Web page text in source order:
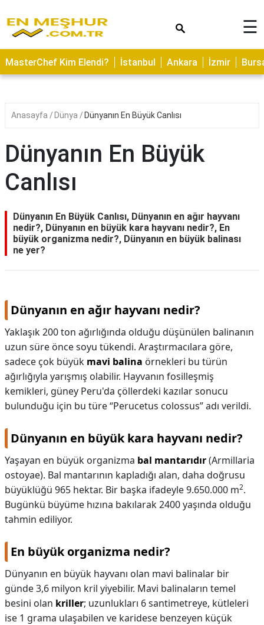
ASTROLOJİ
SAĞLIK
YERLER
BAKIMI
KAMP
ALANLARI
İLETİŞİM
☰
MasterChef Kim Elendi? İstanbul Ankara İzmir
Anasayfa Dünya Dünyanın En Büyük Canlısı
Dünyanın En Büyük
Canlısı
Dünyanın En Büyük Canlısı, Dünyanın en ağır hayvanı
nedir?, Dünyanın en büyük kara hayvanı nedir?, En
büyük organizma nedir?, Dünyanın en büyük balinası
ne yer?
Dünyanın en ağır hayvanı nedir?
Yaklaşık 200 ton ağırlığında olduğu düşünülen balinanın
uzun süre önce soyu tükendi. Araştırmacılara göre,
sadece çok büyük mavi balina örnekleri bu türün
ağırlığıyla yarışmış olabilir. Hayvanın fosilleşmiş
kemikleri, güney Peru'da çöllerdeki kazılar sonucu
bulunduğu için bu türe “Perucetus colossus” adı verildi.
Dünyanın en büyük kara hayvanı nedir?
Yaşayan en büyük organizma bal mantarıdır(Armillaria
ostoyae). Bal mantarının kapladığı alan, daha doğrusu
büyüklüğü 965 hektar. Bir başka ifadeyle 9.650.000 m2.
Bugünkü büyüme hızına bakılarak 2400 yaşında olduğu
tahmin ediliyor.
En büyük organizma nedir?
Dünyanın en büyük hayvanı olan mavi balinalar bir
günde 3,6 milyon kril yiyebilir. Mavi balinaların temel
besini olan kriller; uzunlukları 6 santimetreye, kütleleri
ise 1 grama ulaşabilen ve karidese benzeyen küçük